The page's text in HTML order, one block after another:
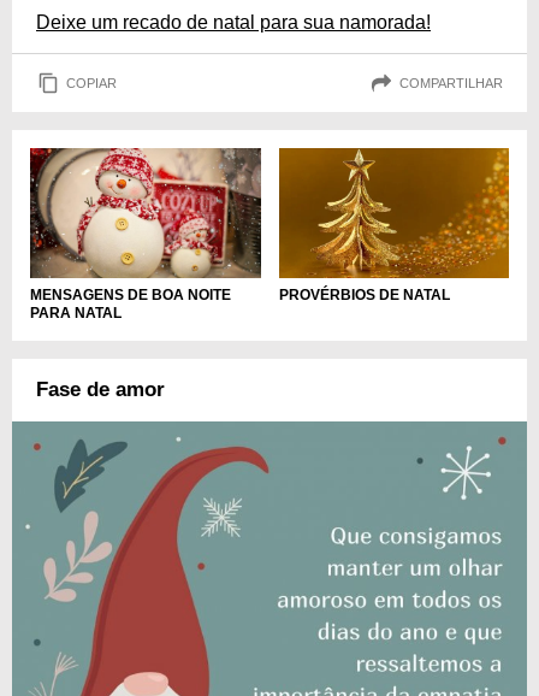
Deixe um recado de natal para sua namorada!
COPIAR COMPARTILHAR
MENSAGENS DE BOA NOITE
PARA NATAL
PROVÉRBIOS DE NATAL
Fase de amor